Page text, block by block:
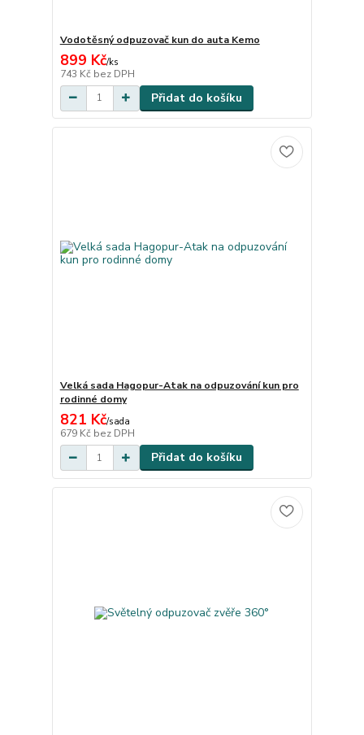
Vodotěsný odpuzovač kun do auta Kemo
899 Kč/ks
743 Kč bez DPH
Přidat do košíku
Velká sada Hagopur-Atak na odpuzování kun pro
rodinné domy
821 Kč/sada
679 Kč bez DPH
Přidat do košíku